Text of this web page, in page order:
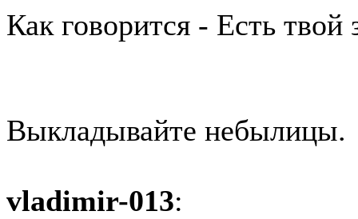
Как говорится - Есть твой
Выкладывайте небылицы.
vladimir-013: